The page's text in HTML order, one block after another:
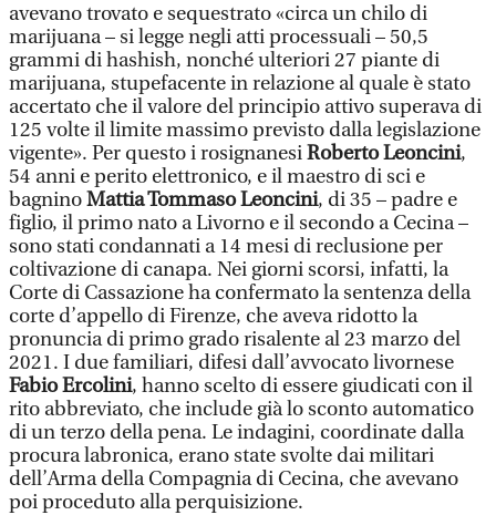
avevano trovato e sequestrato «circa un chilo di
marijuana – si legge negli atti processuali – 50,5
grammi di hashish, nonché ulteriori 27 piante di
marijuana, stupefacente in relazione al quale è stato
accertato che il valore del principio attivo superava di
125 volte il limite massimo previsto dalla legislazione
vigente». Per questo i rosignanesiRoberto Leoncini,
54 anni e perito elettronico, e il maestro di sci e
bagninoMattia Tommaso Leoncini, di 35 – padre e
figlio, il primo nato a Livorno e il secondo a Cecina –
sono stati condannati a 14 mesi di reclusione per
coltivazione di canapa. Nei giorni scorsi, infatti, la
Corte di Cassazione ha confermato la sentenza della
corte d’appello di Firenze, che aveva ridotto la
pronuncia di primo grado risalente al 23 marzo del
2021. I due familiari, difesi dall’avvocato livornese
Fabio Ercolini, hanno scelto di essere giudicati con il
rito abbreviato, che include già lo sconto automatico
di un terzo della pena. Le indagini, coordinate dalla
procura labronica, erano state svolte dai militari
dell’Arma della Compagnia di Cecina, che avevano
poi proceduto alla perquisizione.